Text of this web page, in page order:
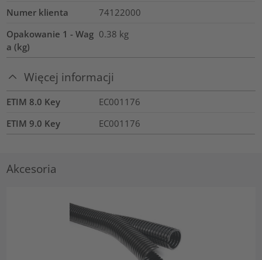
Numer klienta
74122000
Opakowanie 1 - Wag
a (kg)
0.38 kg
Więcej informacji
ETIM 8.0 Key
EC001176
ETIM 9.0 Key
EC001176
Akcesoria